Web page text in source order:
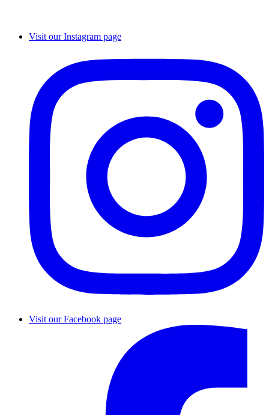
Visit our Instagram page
Visit our Facebook page